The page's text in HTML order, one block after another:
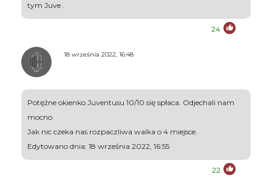
tym Juve .
24
18 września 2022, 16:48
Potężne okienko Juventusu 10/10 się spłaca. Odjechali nam
mocno.
Jak nic czeka nas rozpaczliwa walka o 4 miejsce.
Edytowano dnia: 18 września 2022, 16:55
22